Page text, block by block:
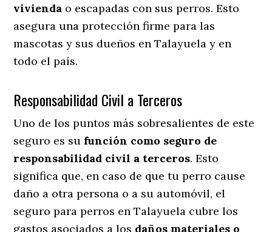
vivienda o escapadas con sus perros. Esto
asegura una protección firme para las
mascotas y sus dueños en Talayuela y en
todo el país.
Responsabilidad Civil a Terceros
Uno de los puntos más sobresalientes de este
seguro es su función como seguro de
responsabilidad civil a terceros. Esto
significa que, en caso de que tu perro cause
daño a otra persona o a su automóvil, el
seguro para perros en Talayuela cubre los
gastos asociados a los daños materiales o